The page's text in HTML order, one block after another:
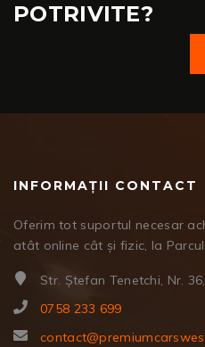
POTRIVITE?
INFORMAȚII CONTACT
Oferim tot suportul necesar
atât online cât și fizic, la
Str. Ștefan Tenetchi, Nr.
0758 233 699